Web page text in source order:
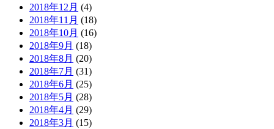
2018年12月 (4)
2018年11月 (18)
2018年10月 (16)
2018年9月 (18)
2018年8月 (20)
2018年7月 (31)
2018年6月 (25)
2018年5月 (28)
2018年4月 (29)
2018年3月 (15)